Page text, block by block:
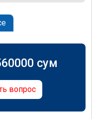
сум
вопрос